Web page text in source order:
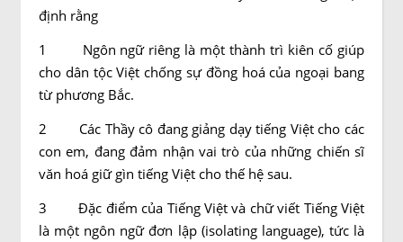
định rằng
1 Ngôn ngữ riêng là một thành trì kiên cố giúp
cho dân tộc Việt chống sự đồng hoá của ngoại bang
từ phương Bắc.
2 Các Thầy cô đang giảng dạy tiếng Việt cho các
con em, đang đảm nhận vai trò của những chiến sĩ
văn hoá giữ gìn tiếng Việt cho thế hệ sau.
3 Đặc điểm của Tiếng Việt và chữ viết Tiếng Việt
là một ngôn ngữ đơn lập (isolating language), tức là